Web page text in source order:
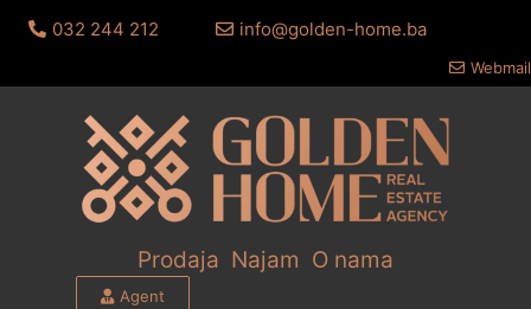
032 244 212 info@golden-home.ba
Webmail
Prodaja Najam O nama
Agent